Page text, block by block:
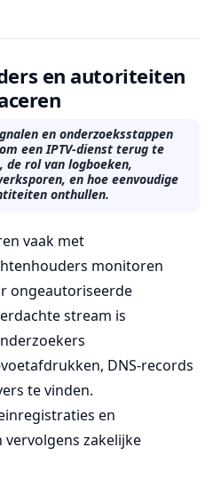
en autoriteiten
en onderzoeksstappen
een IPTV-dienst terug te
rol van logboeken,
en hoe eenvoudige
onthullen.
vaak met
monitoren
ongeautoriseerde
stream is
DNS-records
te vinden.
en
zakelijke